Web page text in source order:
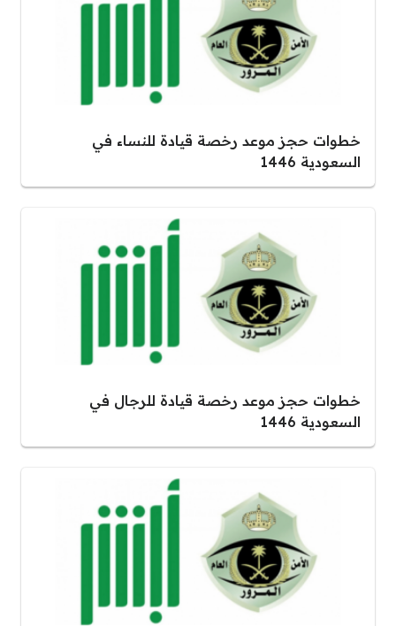
خطوات حجز موعد رخصة قيادة للنساء في
السعودية 1446
خطوات حجز موعد رخصة قيادة للرجال في
السعودية 1446